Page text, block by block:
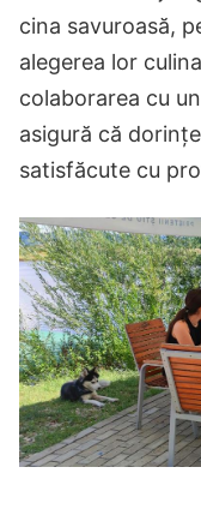
cina savuroasă,
alegerea lor
colaborarea cu
asigură că
satisfăcute cu